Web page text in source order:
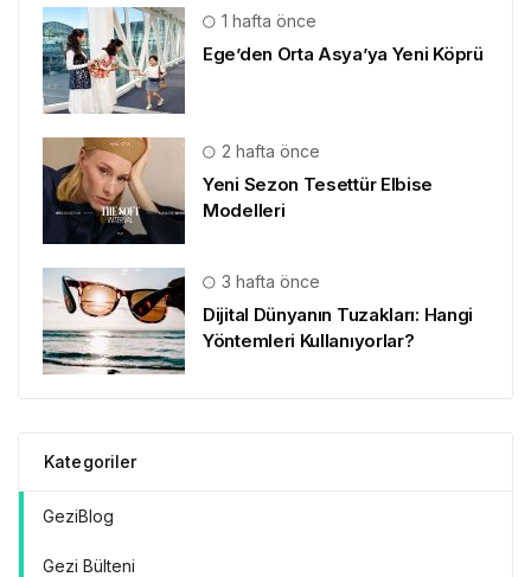
1 hafta önce
Ege’den Orta Asya’ya Yeni Köprü
2 hafta önce
Yeni Sezon Tesettür Elbise
Modelleri
3 hafta önce
Dijital Dünyanın Tuzakları: Hangi
Yöntemleri Kullanıyorlar?
Kategoriler
GeziBlog
Gezi Bülteni